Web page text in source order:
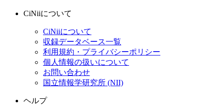
CiNiiについて
CiNiiについて
収録データベース一覧
利用規約・プライバシーポリシー
個人情報の扱いについて
お問い合わせ
国立情報学研究所 (NII)
ヘルプ